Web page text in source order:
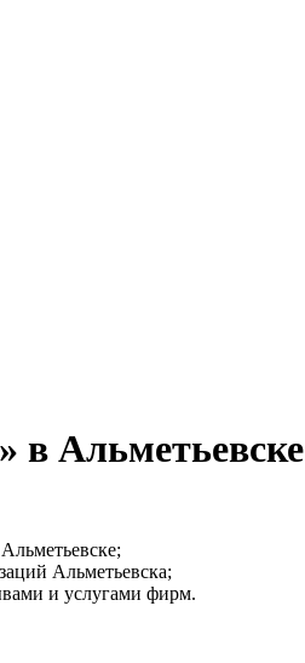
в Альметьевске
Альметьевска;
и услугами фирм.